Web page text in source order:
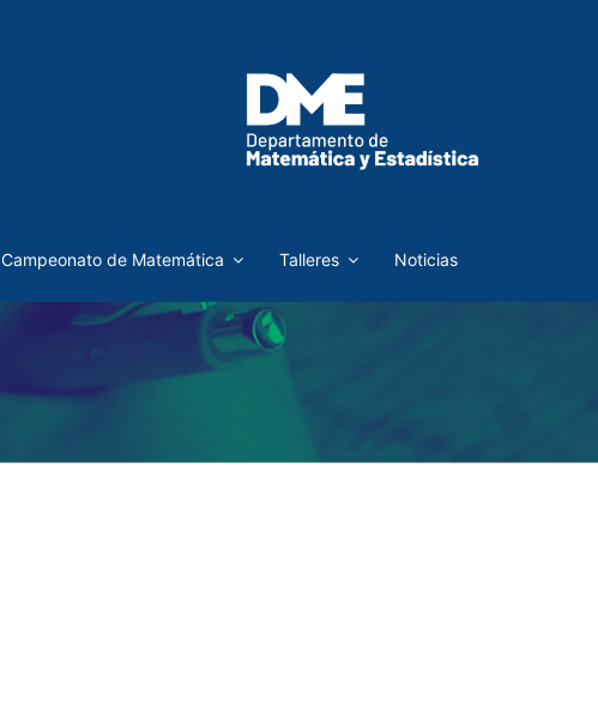
Campeonato de Matemática Talleres Noticias